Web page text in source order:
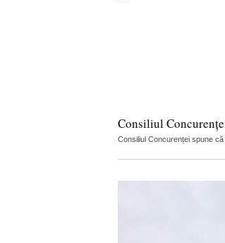
Consiliul
Consiliul Concurenței spune